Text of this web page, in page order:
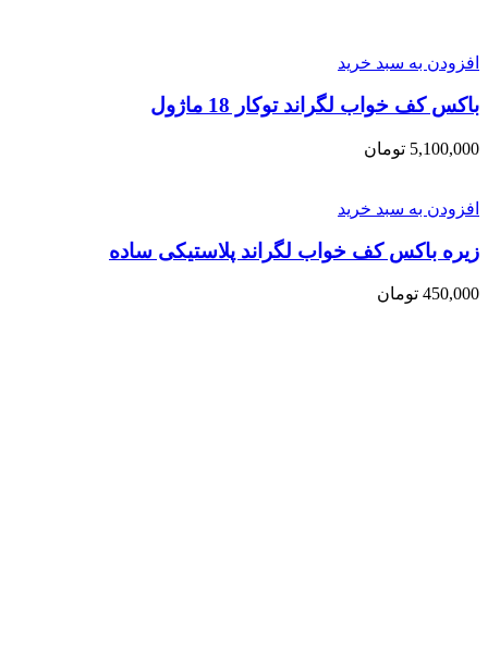
افزودن به سبد خرید
باکس کف خواب لگراند توکار 18 ماژول
5,100,000 تومان
افزودن به سبد خرید
زیره باکس کف خواب لگراند پلاستیکی ساده
450,000 تومان